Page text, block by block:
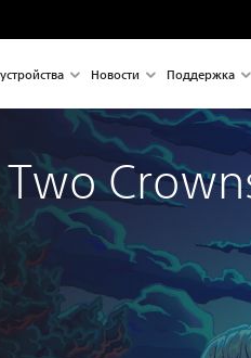
Новости Поддержка